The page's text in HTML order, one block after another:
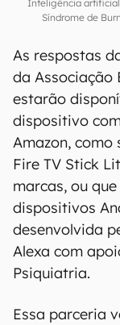
Inteligência artificial
Síndrome de
As respostas
da Associação
estarão
dispositivo
Amazon,
Fire TV Stick
marcas, ou
dispositivos
desenvolvida
Alexa com
Psiquiatria.
Essa parceria